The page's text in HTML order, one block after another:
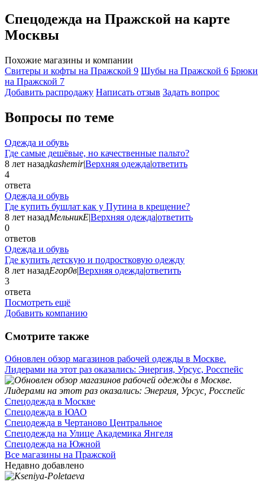
Спецодежда на Пражской на карте
Москвы
Похожие магазины и компании
Свитеры и кофты на Пражской 9 Шубы на Пражской 6 Брюки
на Пражской 7
Добавить раcпродажу Написать отзыв Задать вопрос
Вопросы по теме
Одежда и обувь
Где самые дешёвые, но качественные пальто?
8 лет назадkashemir|Верхняя одежда|ответить
4
ответа
Одежда и обувь
Где купить бушлат как у Путина в крещение?
8 лет назадМельникЕ|Верхняя одежда|ответить
0
ответов
Одежда и обувь
Где купить детскую и подростковую одежду
8 лет назадЕгор0в|Верхняя одежда|ответить
3
ответа
Посмотреть ещё
Добавить компанию
Смотрите также
Обновлен обзор магазинов рабочей одежды в Москве.
Лидерами на этот раз оказались: Энергия, Урсус, Росспейс
Спецодежда в Москве
Спецодежда в ЮАО
Спецодежда в Чертаново Центральное
Спецодежда на Улице Академика Янгеля
Спецодежда на Южной
Все магазины на Пражской
Недавно добавлено